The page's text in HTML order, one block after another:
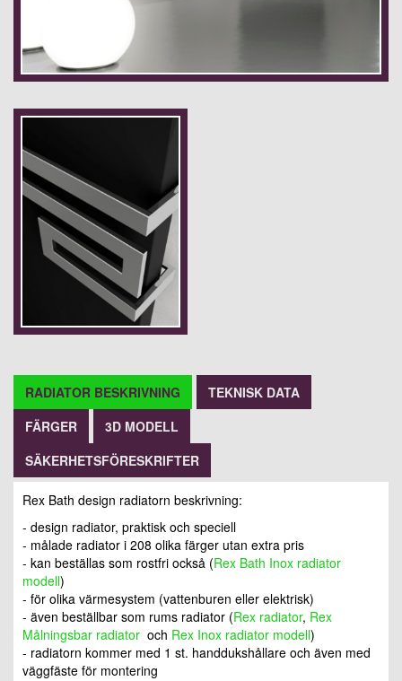
RADIATOR BESKRIVNING
TEKNISK DATA
FÄRGER
3D MODELL
SÄKERHETSFÖRESKRIFTER
Rex Bath design radiatorn beskrivning:
- design radiator, praktisk och speciell
- målade radiator i 208 olika färger utan extra pris
- kan beställas som rostfri också (Rex Bath Inox radiator
modell)
- för olika värmesystem (vattenburen eller elektrisk)
- även beställbar som rums radiator (Rex radiator, Rex
Målningsbar radiator och Rex Inox radiator modell)
- radiatorn kommer med 1 st. handdukshållare och även med
väggfäste för montering